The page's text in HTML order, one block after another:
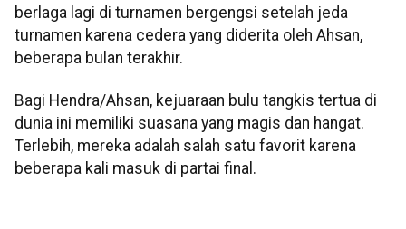
berlaga lagi di turnamen bergengsi setelah jeda
turnamen karena cedera yang diderita oleh Ahsan,
beberapa bulan terakhir.
Bagi Hendra/Ahsan, kejuaraan bulu tangkis tertua di
dunia ini memiliki suasana yang magis dan hangat.
Terlebih, mereka adalah salah satu favorit karena
beberapa kali masuk di partai final.